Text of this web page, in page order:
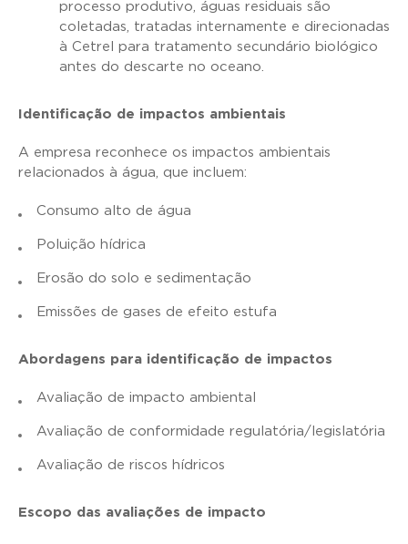
processo produtivo, águas residuais são
coletadas, tratadas internamente e direcionadas
à Cetrel para tratamento secundário biológico
antes do descarte no oceano.
Identificação de impactos ambientais
A empresa reconhece os impactos ambientais
relacionados à água, que incluem:
Consumo alto de água
Poluição hídrica
Erosão do solo e sedimentação
Emissões de gases de efeito estufa
Abordagens para identificação de impactos
Avaliação de impacto ambiental
Avaliação de conformidade regulatória/legislatória
Avaliação de riscos hídricos
Escopo das avaliações de impacto